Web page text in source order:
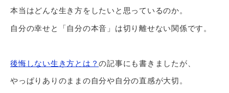
本当はどんな生き方をしたいと思っているのか。
自分の幸せと「自分の本音」は切り離せない関係です。
後悔しない生き方とは？の記事にも書きましたが、
やっぱりありのままの自分や自分の直感が大切。